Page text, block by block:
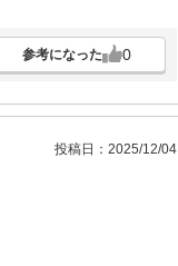
参考になった 0
投稿日：2025/12/04